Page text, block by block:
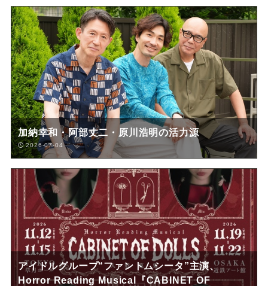
加納幸和・阿部丈二・原川浩明の活力源
2026-07-04
アイドルグループ“ファントムシータ”主演、
Horror Reading Musical『CABINET OF